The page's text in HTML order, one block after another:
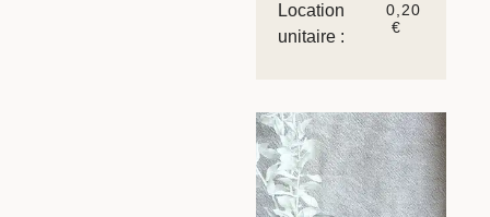
Location
unitaire :
0,20
€